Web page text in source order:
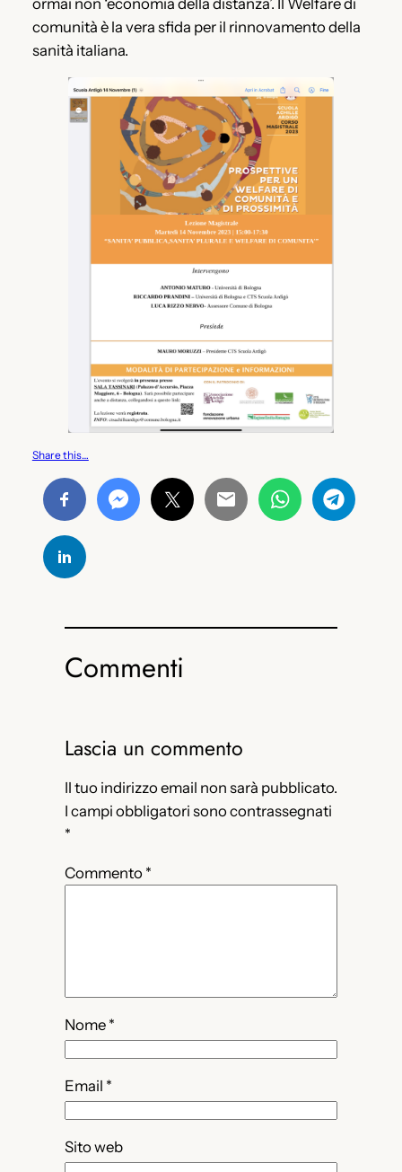
ormai non ‘economia della distanza’. Il Welfare di
comunità è la vera sfida per il rinnovamento della
sanità italiana.
Share this…
Commenti
Lascia un commento
Il tuo indirizzo email non sarà pubblicato.
I campi obbligatori sono contrassegnati
*
Commento *
Nome *
Email *
Sito web